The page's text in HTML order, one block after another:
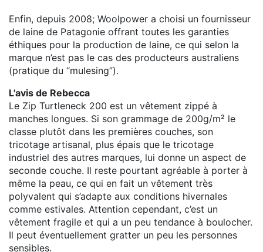
Enfin, depuis 2008; Woolpower a choisi un fournisseur
de laine de Patagonie offrant toutes les garanties
éthiques pour la production de laine, ce qui selon la
marque n’est pas le cas des producteurs australiens
(pratique du “mulesing”).
L'avis de Rebecca
Le Zip Turtleneck 200 est un vêtement zippé à
manches longues. Si son grammage de 200g/m² le
classe plutôt dans les premières couches, son
tricotage artisanal, plus épais que le tricotage
industriel des autres marques, lui donne un aspect de
seconde couche. Il reste pourtant agréable à porter à
même la peau, ce qui en fait un vêtement très
polyvalent qui s’adapte aux conditions hivernales
comme estivales. Attention cependant, c’est un
vêtement fragile et qui a un peu tendance à boulocher.
Il peut éventuellement gratter un peu les personnes
sensibles.